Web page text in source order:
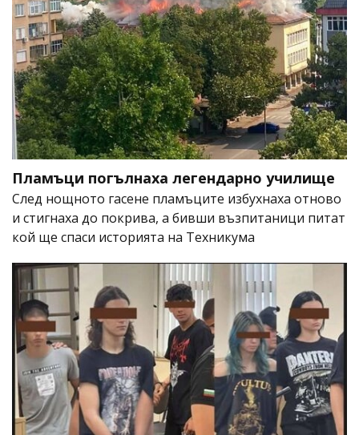
Пламъци погълнаха легендарно училище
След нощното гасене пламъците избухнаха отново
и стигнаха до покрива, а бивши възпитаници питат
кой ще спаси историята на Техникума